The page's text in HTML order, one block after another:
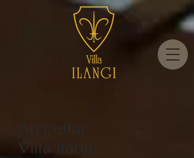
An cellar
Villa Ilangi